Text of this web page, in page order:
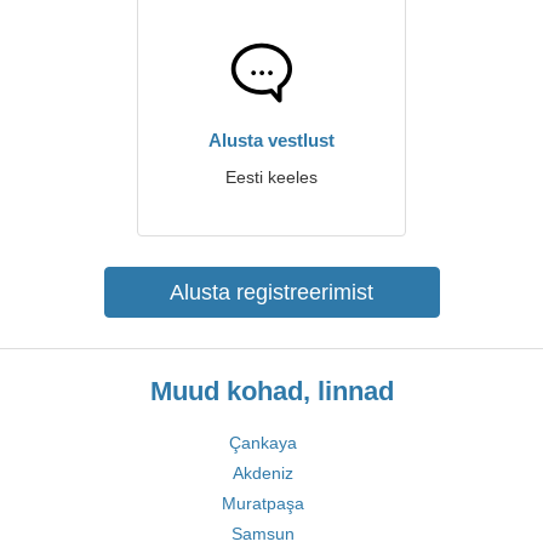
Alusta vestlust
Eesti keeles
Alusta registreerimist
Muud kohad, linnad
Çankaya
Akdeniz
Muratpaşa
Samsun